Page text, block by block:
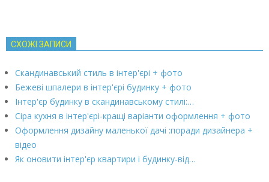
СХОЖІ ЗАПИСИ
Скандинавський стиль в інтер'єрі + фото
Бежеві шпалери в інтер'єрі будинку + фото
Інтер'єр будинку в скандинавському стилі:…
Сіра кухня в інтер'єрі-кращі варіанти оформлення + фото
Оформлення дизайну маленької дачі :поради дизайнера +
відео
Як оновити інтер'єр квартири і будинку-від…